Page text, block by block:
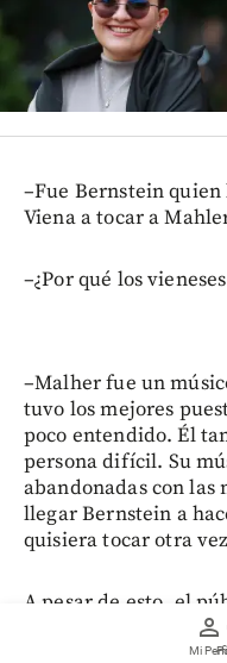
person
Mi
–Fue Bernstein
Viena a tocar a
–¿Por qué los
–Malher fue un
tuvo los mejores
poco entendido. Él
persona difícil. Su
abandonadas con las
llegar Bernstein a
quisiera tocar otra
A pesar de esto, el
protagonizada por